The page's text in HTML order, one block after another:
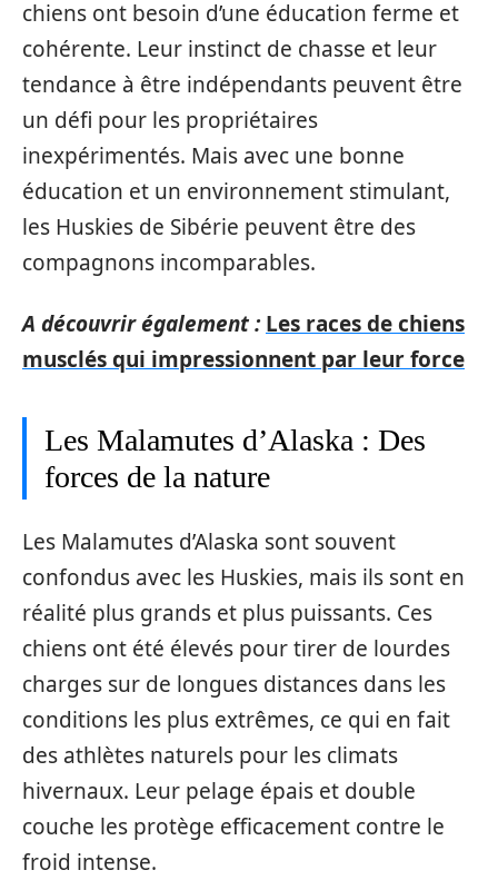
chiens ont besoin d’une éducation ferme et
cohérente. Leur instinct de chasse et leur
tendance à être indépendants peuvent être
un défi pour les propriétaires
inexpérimentés. Mais avec une bonne
éducation et un environnement stimulant,
les Huskies de Sibérie peuvent être des
compagnons incomparables.
A découvrir également : Les races de chiens
musclés qui impressionnent par leur force
Les Malamutes d’Alaska : Des
forces de la nature
Les Malamutes d’Alaska sont souvent
confondus avec les Huskies, mais ils sont en
réalité plus grands et plus puissants. Ces
chiens ont été élevés pour tirer de lourdes
charges sur de longues distances dans les
conditions les plus extrêmes, ce qui en fait
des athlètes naturels pour les climats
hivernaux. Leur pelage épais et double
couche les protège efficacement contre le
froid intense.